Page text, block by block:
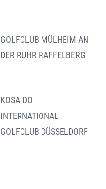
GOLFCLUB MÜLHEIM AN
DER RUHR RAFFELBERG
KOSAIDO
INTERNATIONAL
GOLFCLUB DÜSSELDORF